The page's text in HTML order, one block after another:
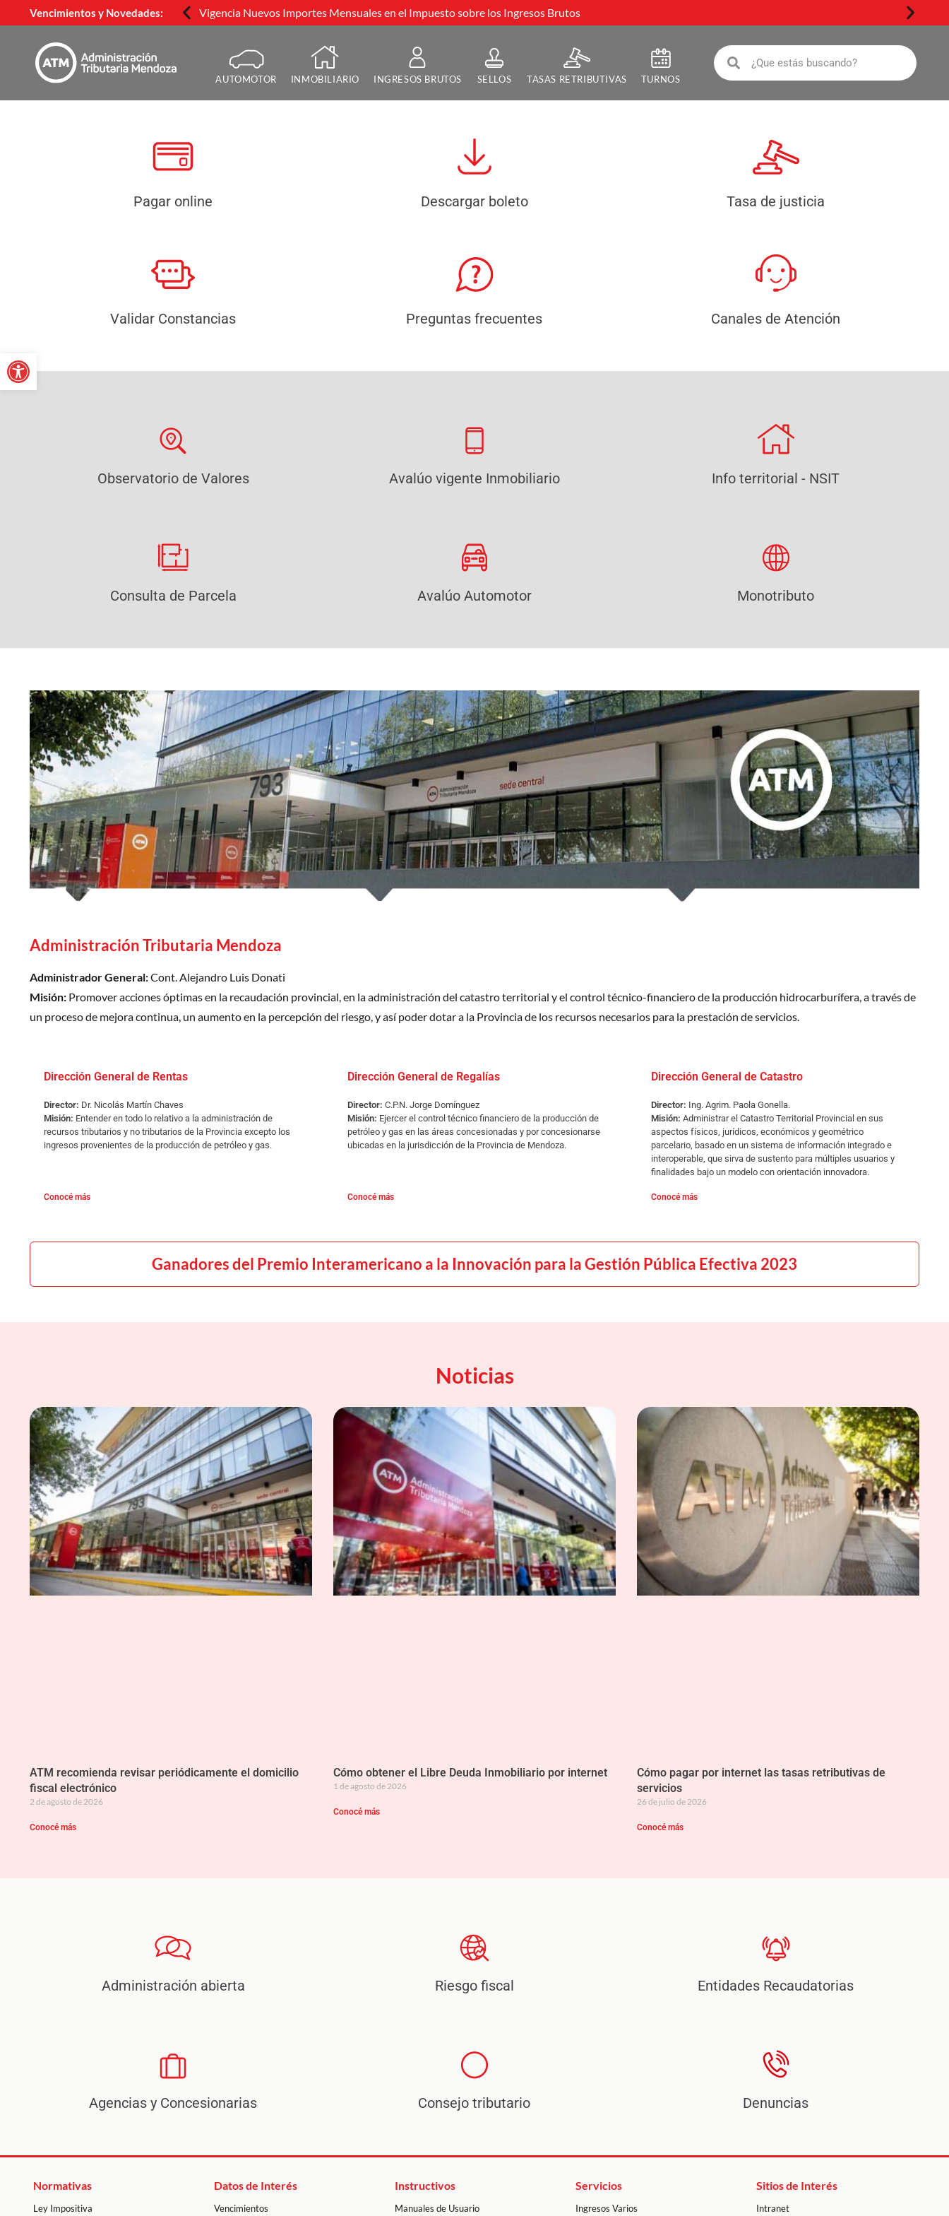
Vencimientos y Novedades: Vigencia Nuevos Importes Mensuales en el Impuesto sobre los Ingresos Brutos
AUTOMOTOR INMOBILIARIO INGRESOS BRUTOS SELLOS TASAS RETRIBUTIVAS TURNOS
Pagar online Descargar boleto Tasa de justicia
Validar Constancias Preguntas frecuentes Canales de Atención
Observatorio de Valores Avalúo vigente Inmobiliario Info territorial - NSIT
Consulta de Parcela Avalúo Automotor Monotributo
Administración Tributaria Mendoza
Administrador General:Cont. Alejandro Luis Donati
Misión: Promover acciones óptimas en la recaudación provincial, en la administración del catastro territorial y el control técnico-financiero de la producción hidrocarburífera, a través de
un proceso de mejora continua, un aumento en la percepción del riesgo, y así poder dotar a la Provincia de los recursos necesarios para la prestación de servicios.
Dirección General de Rentas
Director: Dr. Nicolás Martín Chaves
Misión: Entender en todo lo relativo a la administración de
recursos tributarios y no tributarios de la Provincia excepto los
ingresos provenientes de la producción de petróleo y gas.
Conocé más
Dirección General de Regalías
Director: C.P.N. Jorge Domínguez
Misión: Ejercer el control técnico financiero de la producción de
petróleo y gas en las áreas concesionadas y por concesionarse
ubicadas en la jurisdicción de la Provincia de Mendoza.
Conocé más
Dirección General de Catastro
Director: Ing. Agrim. Paola Gonella.
Misión: Administrar el Catastro Territorial Provincial en sus
aspectos físicos, jurídicos, económicos y geométrico
parcelario, basado en un sistema de información integrado e
interoperable, que sirva de sustento para múltiples usuarios y
finalidades bajo un modelo con orientación innovadora.
Conocé más
Ganadores del Premio Interamericano a la Innovación para la Gestión Pública Efectiva 2023
Noticias
ATM recomienda revisar periódicamente el domicilio
fiscal electrónico
2 de agosto de 2026
Conocé más
Cómo obtener el Libre Deuda Inmobiliario por internet
1 de agosto de 2026
Conocé más
Cómo pagar por internet las tasas retributivas de
servicios
26 de julio de 2026
Conocé más
Administración abierta Riesgo fiscal Entidades Recaudatorias
Agencias y Concesionarias Consejo tributario Denuncias
Normativas
Ley Impositiva
Datos de Interés
Vencimientos
Instructivos
Manuales de Usuario
Servicios
Ingresos Varios
Sitios de Interés
Intranet
Abrir barra de herramientas